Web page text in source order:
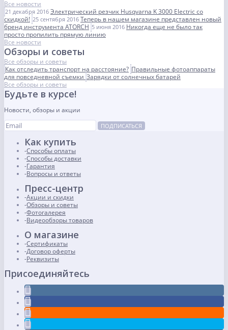
Все новости
21 декабря 2016 Электрический резчик Husqvarna K 3000 Electric со
скидкой! 25 сентября 2016 Теперь в нашем магазине представлен новый
бренд инструмента ATORCH 5 июня 2016 Никогда еще не было так
просто пропилить прямую линию
Все новости
Обзоры и советы
Все обзоры и советы
Как отследить транспорт на расстояние? Правильные фотоаппараты
для повседневной съемки Зарядки от солнечных батарей
Все обзоры и советы
Будьте в курсе!
Новости, обзоры и акции
ПОДПИСАТЬСЯ
Как купить
Способы оплаты
Способы доставки
Гарантия
Вопросы и ответы
Пресс-центр
Акции и скидки
Обзоры и советы
Фотогалерея
Видеообзоры товаров
О магазине
Сертификаты
Договор оферты
Реквизиты
Присоединяйтесь